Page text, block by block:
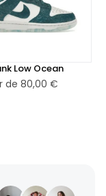
Low Ocean
de 80,00 €